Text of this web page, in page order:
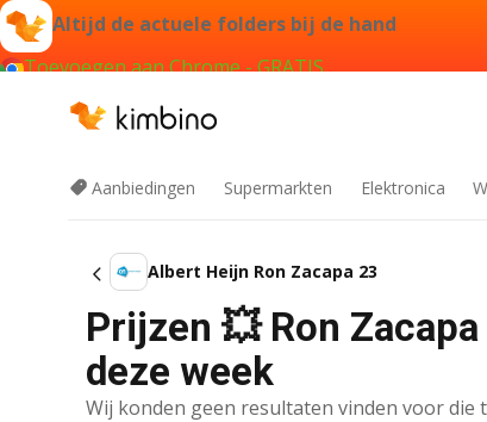
Altijd de actuele folders bij de hand
Toevoegen aan Chrome - GRATIS
Aanbiedingen Supermarkten Elektronica
Albert Heijn Ron Zacapa 23
Prijzen 💥 Ron
deze week
Wij konden geen resultaten vinden voor die